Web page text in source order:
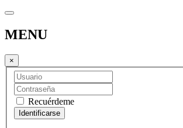
MENU
×
Recuérdeme